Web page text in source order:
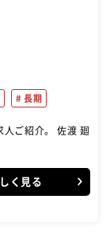
長期
介。 佐渡 廻
く見る